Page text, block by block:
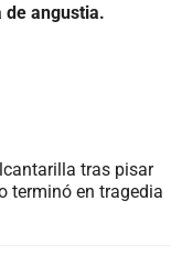
de angustia.
tras pisar
terminó en tragedia